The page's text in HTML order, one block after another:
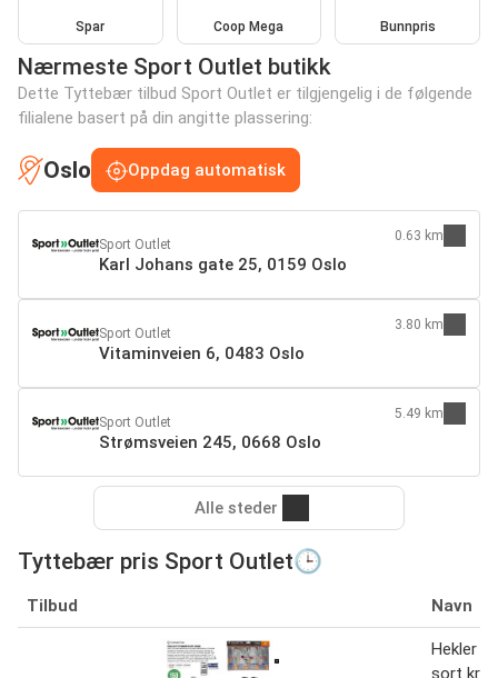
Spar Coop Mega Bunnpris
Nærmeste Sport Outlet butikk
Dette Tyttebær tilbud Sport Outlet er tilgjengelig i de følgende
filialene basert på din angitte plassering:
Oslo Oppdag automatisk
Sport Outlet
Karl Johans gate 25, 0159 Oslo
0.63 km
Sport Outlet
Vitaminveien 6, 0483 Oslo
3.80 km
Sport Outlet
Strømsveien 245, 0668 Oslo
5.49 km
Alle steder
Tyttebær pris Sport Outlet🕒
Tilbud Navn
Hekler
sort krok